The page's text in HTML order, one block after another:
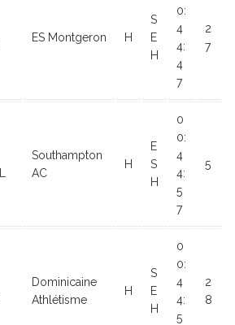
ES Montgeron H
S
E
H
0:
4
4:
4
7
2
7
Southampton
AC
H
E
S
H
0
0:
4
4:
5
7
5
Dominicaine
Athlétisme
H
S
E
H
0
0:
4
4:
5
2
8